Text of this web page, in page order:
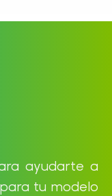
ayudarte a
tu modelo